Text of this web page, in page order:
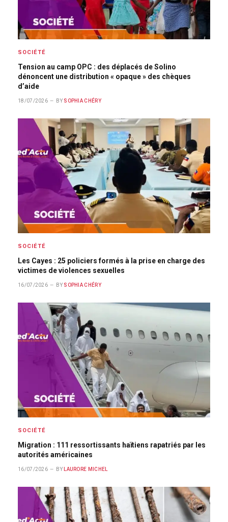
SOCIÉTÉ
Tension au camp OPC : des déplacés de Solino
dénoncent une distribution « opaque » des chèques
d’aide
18/07/2026 BY SOPHIA CHÉRY
SOCIÉTÉ
Les Cayes : 25 policiers formés à la prise en charge des
victimes de violences sexuelles
16/07/2026 BY SOPHIA CHÉRY
SOCIÉTÉ
Migration : 111 ressortissants haïtiens rapatriés par les
autorités américaines
16/07/2026 BY LAURORE MICHEL